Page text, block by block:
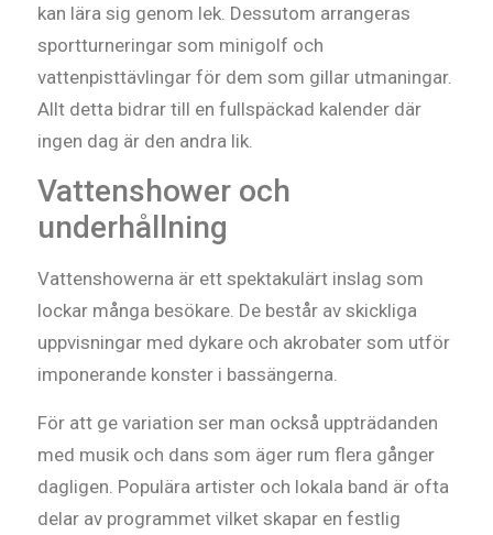
kan lära sig genom lek. Dessutom arrangeras
sportturneringar som minigolf och
vattenpisttävlingar för dem som gillar utmaningar.
Allt detta bidrar till en fullspäckad kalender där
ingen dag är den andra lik.
Vattenshower och
underhållning
Vattenshowerna är ett spektakulärt inslag som
lockar många besökare. De består av skickliga
uppvisningar med dykare och akrobater som utför
imponerande konster i bassängerna.
För att ge variation ser man också uppträdanden
med musik och dans som äger rum flera gånger
dagligen. Populära artister och lokala band är ofta
delar av programmet vilket skapar en festlig